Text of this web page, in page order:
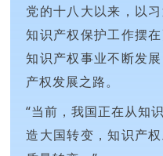
党的十八大以来，以
知识产权保护工作摆
知识产权事业不断发
产权发展之路。
“当前，我国正在从知
造大国转变，知识产